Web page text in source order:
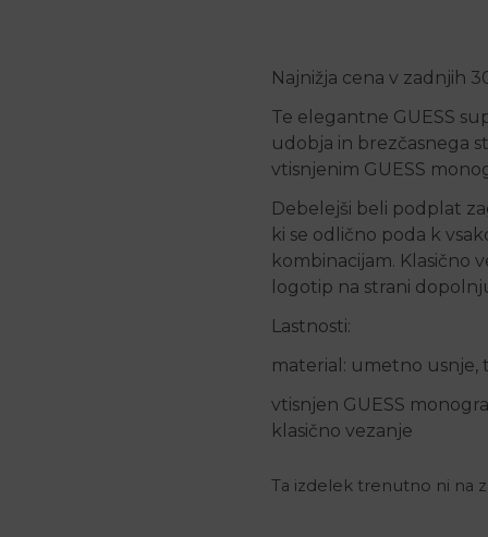
Najnižja cena v zadnjih
Te elegantne GUESS
udobja in brezčasnega
vtisnjenim GUESS
Debelejši beli podplat
ki se odlično poda k
kombinacijam. Klasično
logotip na strani
Lastnosti:
material: umetno usnje,
vtisnjen GUESS
klasično vezanje
Ta izdelek trenutno ni na